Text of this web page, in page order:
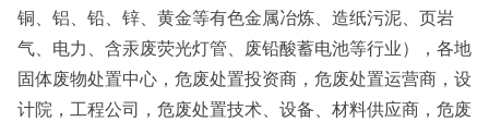
铜、铝、铅、锌、黄金等有色金属冶炼、造纸污泥、页岩
气、电力、含汞废荧光灯管、废铅酸蓄电池等行业），各地
固体废物处置中心，危废处置投资商，危废处置运营商，设
计院，工程公司，危废处置技术、设备、材料供应商，危废